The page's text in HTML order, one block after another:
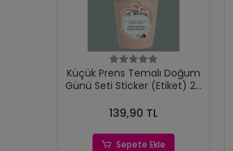
Küçük Prens Temalı Doğum
Günü Seti Sticker (Etiket) 20
139,90 TL
Sepete Ekle